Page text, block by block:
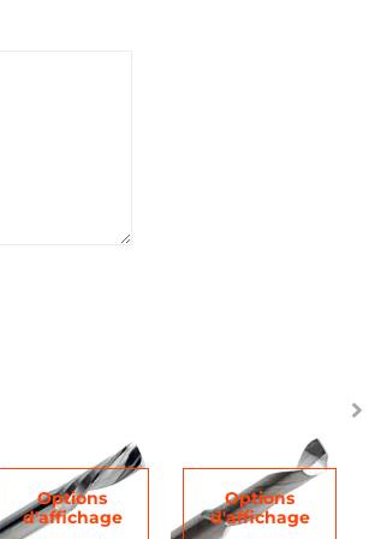
Options
d'affichage
Options
d'affichage